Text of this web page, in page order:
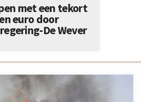
met een tekort
euro door
De Wever